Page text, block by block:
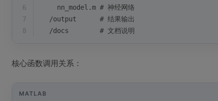
6
    nn_model.m # 神经网络
7
  /output      # 结果输出
8
  /docs        # 文档说明
核心函数调用关系：
MATLAB